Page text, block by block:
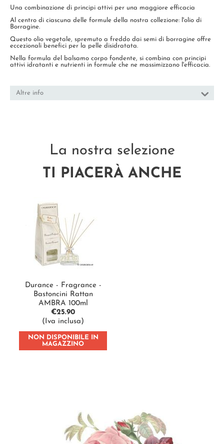
Una combinazione di principi attivi per una maggiore efficacia
Al centro di ciascuna delle formule della nostra collezione: l'olio di
Borragine.
Questo olio vegetale, spremuto a freddo dai semi di borragine offre
eccezionali benefici per la pelle disidratata.
Nella formula del balsamo corpo fondente, si combina con principi
attivi idratanti e nutrienti in formule che ne massimizzano l'efficacia.
Altre info
La nostra selezione
TI PIACERÀ ANCHE
Durance - Fragrance -
Bastoncini Rattan
AMBRA 100ml
€25.90
(Iva inclusa)
NON DISPONIBILE IN
MAGAZZINO